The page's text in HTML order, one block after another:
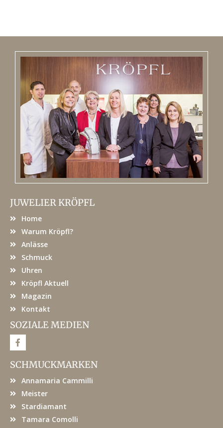
JUWELIER KRÖPFL
Home
Warum Kröpfl?
Anlässe
Schmuck
Uhren
Kröpfl Aktuell
Magazin
Kontakt
SOZIALE MEDIEN
F
a
e
b
o
SCHMUCKMARKEN
Annamaria Cammilli
Meister
Stardiamant
Tamara Comolli